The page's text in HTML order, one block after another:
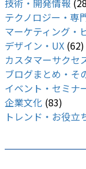
技術・開発情報
テクノロジー・専
マーケティング・
デザイン・UX (62)
カスタマーサクセ
ブログまとめ・そ
イベント・セミナ
企業文化 (83)
トレンド・お役立